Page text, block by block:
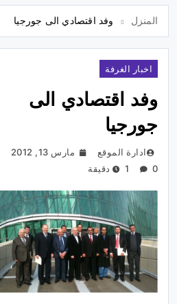
المنزل وفد اقتصادي الى جورجيا
اخبار الغرفة
وفد اقتصادي الى
جورجيا
ادارة الموقع
مارس 13, 2012
0
1 دقيقة